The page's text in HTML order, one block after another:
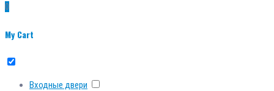
0
My Cart
Входные двери